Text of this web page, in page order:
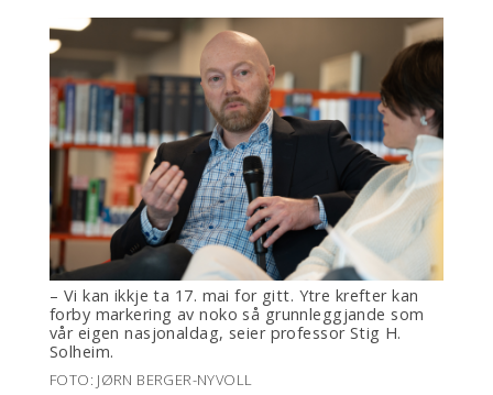
– Vi kan ikkje ta 17. mai for gitt. Ytre krefter kan
forby markering av noko så grunnleggjande som
vår eigen nasjonaldag, seier professor Stig H.
Solheim.
FOTO: JØRN BERGER-NYVOLL